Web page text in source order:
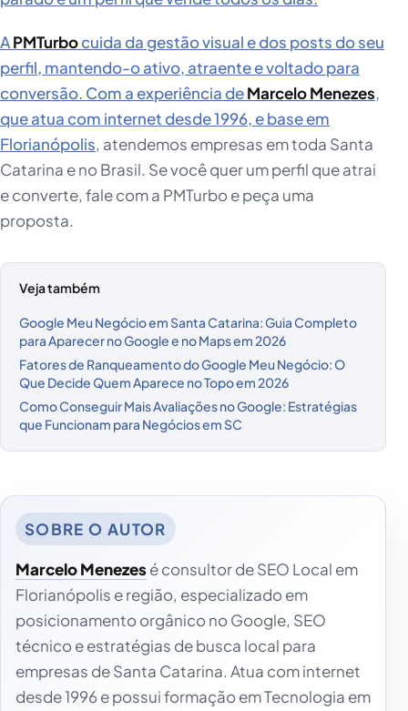
APMTurbocuida da gestão visual e dos posts do seu
perfil, mantendo-o ativo, atraente e voltado para
conversão. Com a experiência deMarcelo Menezes,
que atua com internet desde 1996, e base em
Florianópolis, atendemos empresas em toda Santa
Catarina e no Brasil. Se você quer um perfil que atrai
e converte, fale com a PMTurbo e peça uma
proposta.
Veja também
Google Meu Negócio em Santa Catarina: Guia Completo
para Aparecer no Google e no Maps em 2026
Fatores de Ranqueamento do Google Meu Negócio: O
Que Decide Quem Aparece no Topo em 2026
Como Conseguir Mais Avaliações no Google: Estratégias
que Funcionam para Negócios em SC
Marcelo Menezesé consultor de SEO Local em
Florianópolis e região, especializado em
posicionamento orgânico no Google, SEO
técnico e estratégias de busca local para
empresas de Santa Catarina. Atua com internet
desde 1996 e possui formação em Tecnologia em